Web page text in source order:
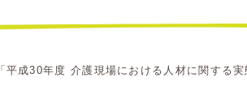
「平成30年度 介護現場における人材に関する